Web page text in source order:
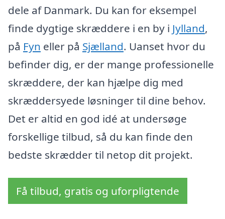
dele af Danmark. Du kan for eksempel
finde dygtige skræddere i en by i Jylland,
på Fyn eller på Sjælland. Uanset hvor du
befinder dig, er der mange professionelle
skræddere, der kan hjælpe dig med
skræddersyede løsninger til dine behov.
Det er altid en god idé at undersøge
forskellige tilbud, så du kan finde den
bedste skrædder til netop dit projekt.
Få tilbud, gratis og uforpligtende